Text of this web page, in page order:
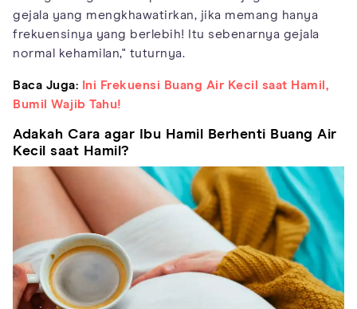
gejala yang mengkhawatirkan, jika memang hanya
frekuensinya yang berlebih! Itu sebenarnya gejala
normal kehamilan," tuturnya.
Baca Juga: Ini Frekuensi Buang Air Kecil saat Hamil,
Bumil Wajib Tahu!
Adakah Cara agar Ibu Hamil Berhenti Buang Air
Kecil saat Hamil?